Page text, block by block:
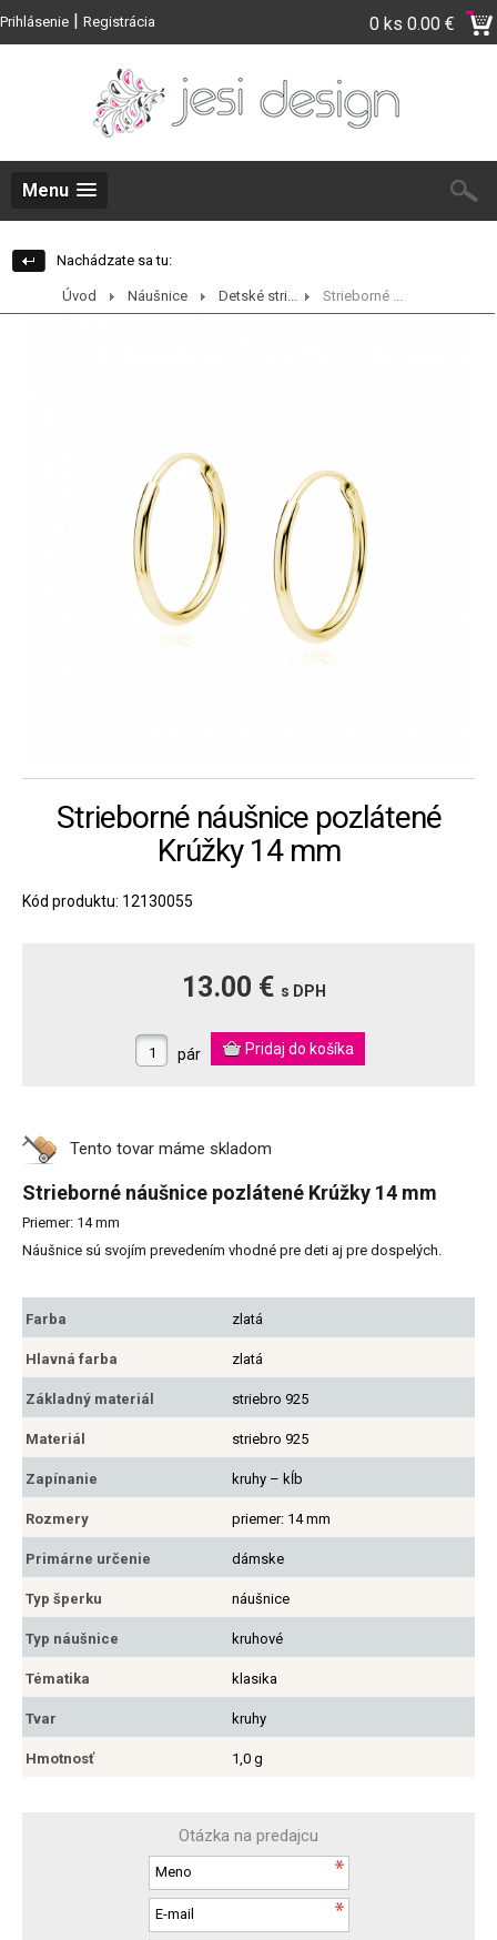
Prihlásenie | Registrácia 0 ks 0.00 €
Menu
Nachádzate sa tu:
Úvod Náušnice Detské stri... Strieborné ...
Strieborné náušnice pozlátené
Krúžky 14 mm
Kód produktu: 12130055
13.00 € s DPH
pár
Tento tovar máme skladom
Strieborné náušnice pozlátené Krúžky 14 mm
Priemer: 14 mm
Náušnice sú svojím prevedením vhodné pre deti aj pre dospelých.
Farba zlatá
Hlavná farba zlatá
Základný materiál striebro 925
Materiál striebro 925
Zapínanie kruhy – kĺb
Rozmery priemer: 14 mm
Primárne určenie dámske
Typ šperku náušnice
Typ náušnice kruhové
Tématika klasika
Tvar kruhy
Hmotnosť 1,0 g
Otázka na predajcu